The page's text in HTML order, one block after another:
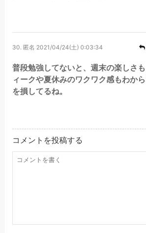
30. 匿名 2021/04/24(土) 0:03:34
普段勉強してないと、週末の楽しさ
ィークや夏休みのワクワク感もわか
を損してるね。
コメントを投稿する